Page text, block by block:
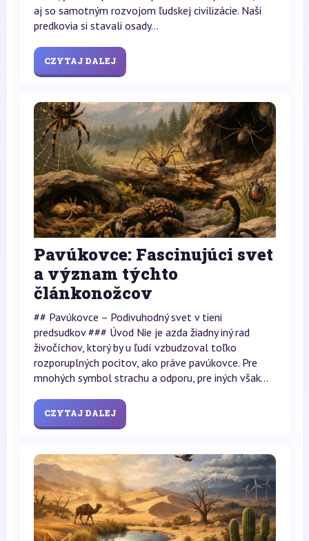
aj so samotným rozvojom ľudskej civilizácie. Naši
predkovia si stavali osady...
CZYTAJ DALEJ
Pavúkovce: Fascinujúci svet
a význam týchto
článkonožcov
## Pavúkovce – Podivuhodný svet v tieni
predsudkov ### Úvod Nie je azda žiadny iný rad
živočíchov, ktorý by u ľudí vzbudzoval toľko
rozporuplných pocitov, ako práve pavúkovce. Pre
mnohých symbol strachu a odporu, pre iných však...
CZYTAJ DALEJ